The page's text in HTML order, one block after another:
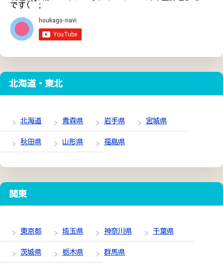
です(^^;
北海道・東北
北海道 青森県 岩手県 宮城県
秋田県 山形県 福島県
関東
東京都 埼玉県 神奈川県 千葉県
茨城県 栃木県 群馬県